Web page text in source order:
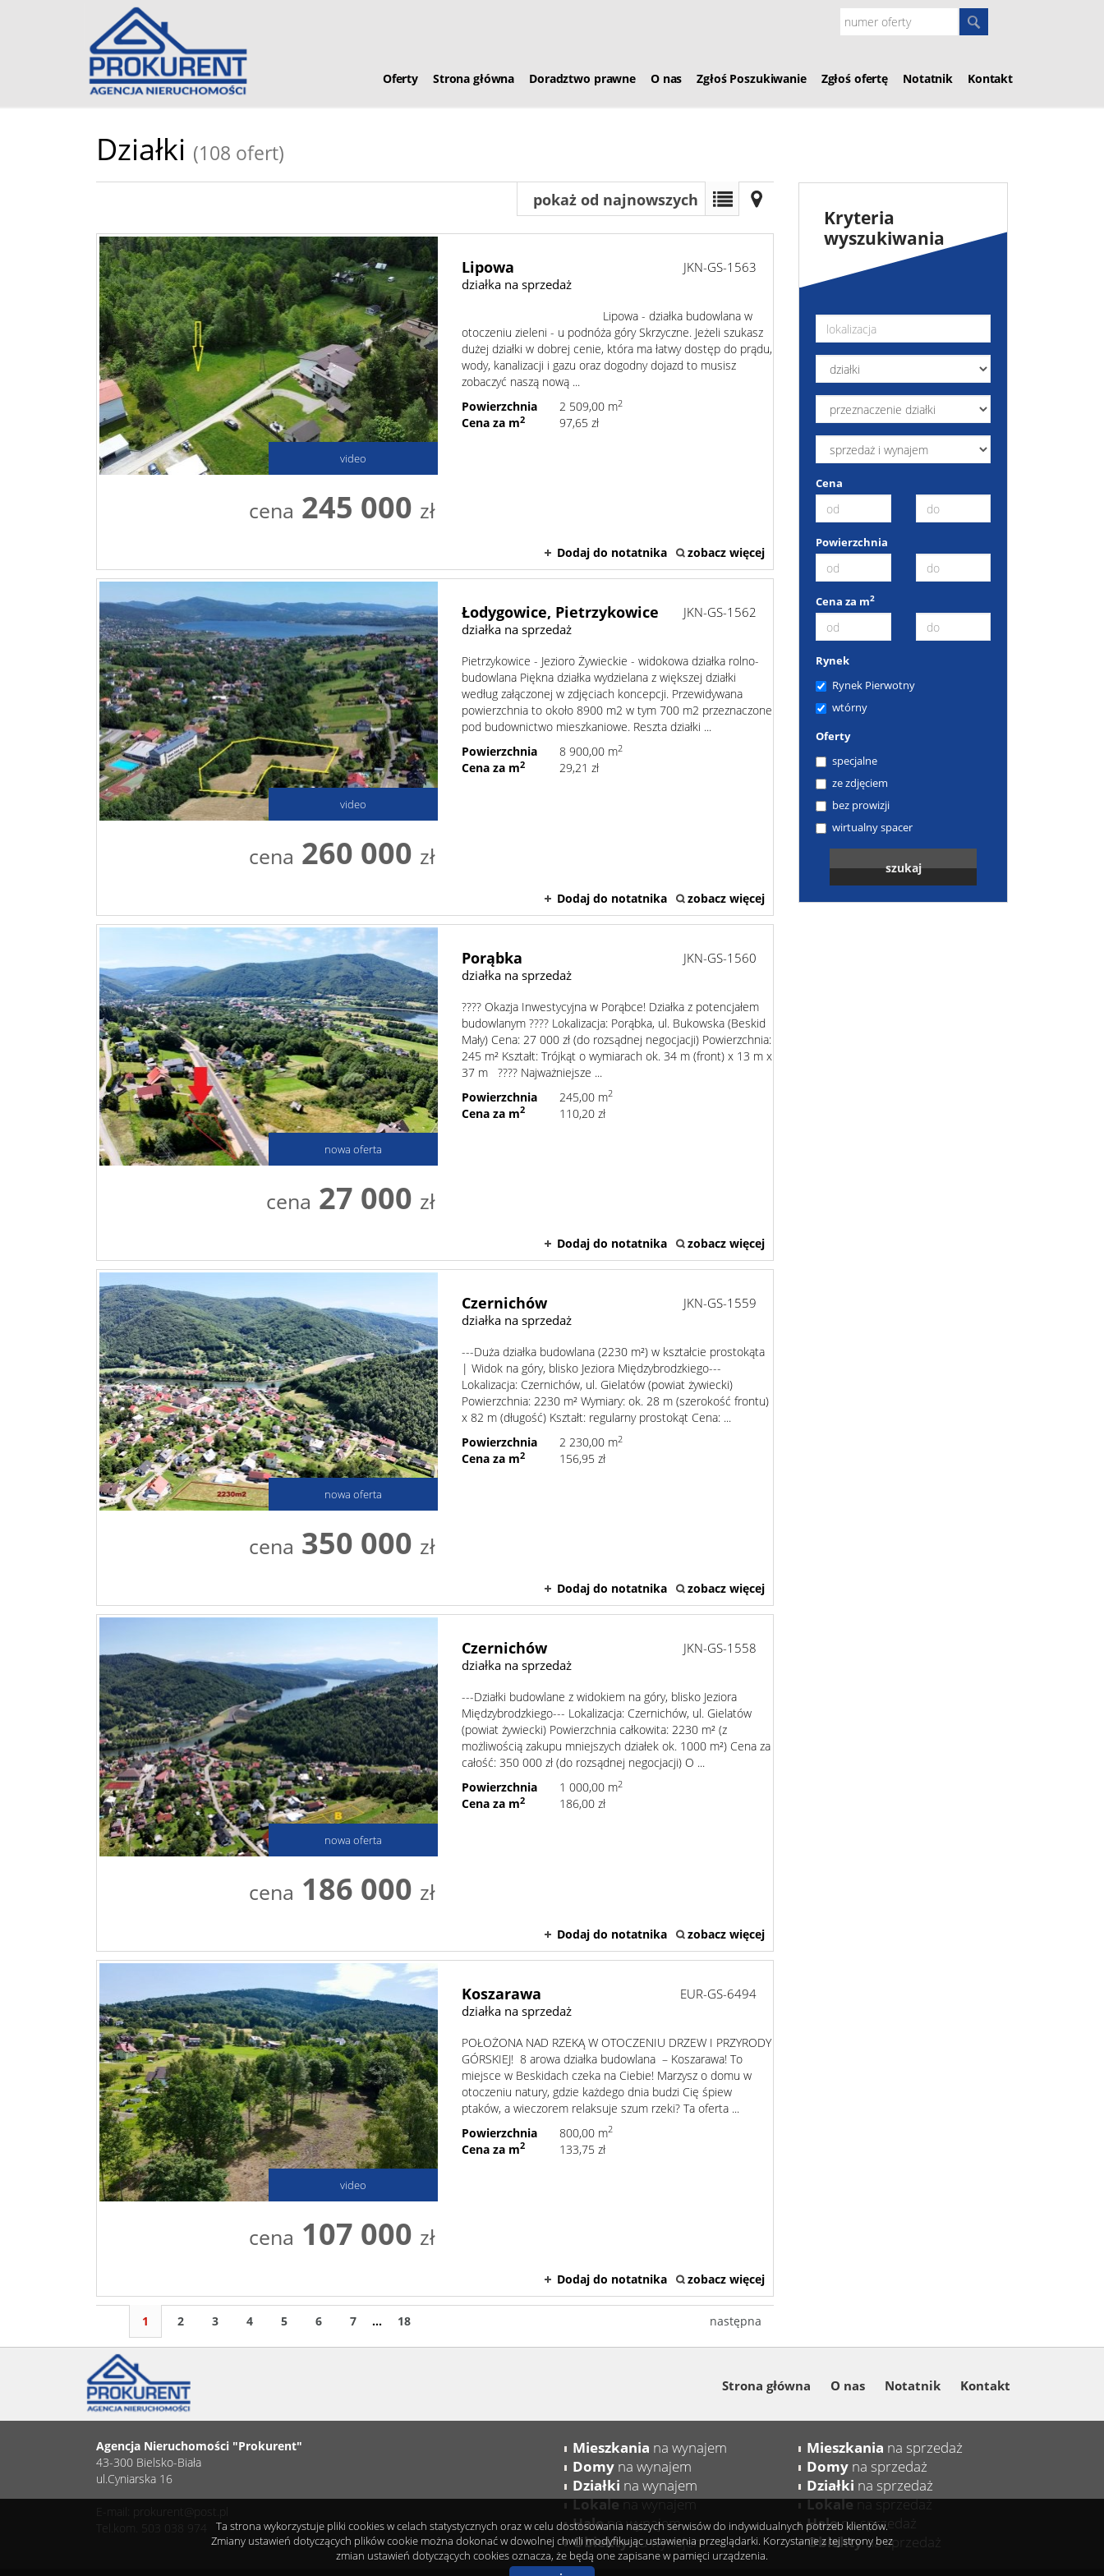
Oferty Strona główna Doradztwo prawne O nas Zgłoś Poszukiwanie Zgłoś ofertę Notatnik Kontakt
Działki (108 ofert)
pokaż od najnowszych
video
Lipowa
działka na sprzedaż
JKN-GS-1563
Lipowa - działka budowlana w
otoczeniu zieleni - u podnóża góry Skrzyczne. Jeżeli szukasz
dużej działki w dobrej cenie, która ma łatwy dostęp do prądu,
wody, kanalizacji i gazu oraz dogodny dojazd to musisz
zobaczyć naszą nową ...
Powierzchnia
2 509,00 m2
Cena za m2 97,65 zł
cena 245 000 zł
Dodaj do notatnika zobacz więcej
video
Łodygowice, Pietrzykowice
działka na sprzedaż
JKN-GS-1562
Pietrzykowice - Jezioro Żywieckie - widokowa działka rolno-
budowlana Piękna działka wydzielana z większej działki
według załączonej w zdjęciach koncepcji. Przewidywana
powierzchnia to około 8900 m2 w tym 700 m2 przeznaczone
pod budownictwo mieszkaniowe. Reszta działki ...
Powierzchnia
8 900,00 m2
Cena za m2 29,21 zł
cena 260 000 zł
Dodaj do notatnika zobacz więcej
nowa oferta
Porąbka
działka na sprzedaż
JKN-GS-1560
????️ Okazja Inwestycyjna w Porąbce! Działka z potencjałem
budowlanym ????️ Lokalizacja: Porąbka, ul. Bukowska (Beskid
Mały) Cena: 27 000 zł (do rozsądnej negocjacji) Powierzchnia:
245 m² Kształt: Trójkąt o wymiarach ok. 34 m (front) x 13 m x
37 m ???? Najważniejsze ...
Powierzchnia
245,00 m2
Cena za m2 110,20 zł
cena 27 000 zł
Dodaj do notatnika zobacz więcej
nowa oferta
Czernichów
działka na sprzedaż
JKN-GS-1559
---Duża działka budowlana (2230 m²) w kształcie prostokąta
| Widok na góry, blisko Jeziora Międzybrodzkiego---
Lokalizacja: Czernichów, ul. Gielatów (powiat żywiecki)
Powierzchnia: 2230 m² Wymiary: ok. 28 m (szerokość frontu)
x 82 m (długość) Kształt: regularny prostokąt Cena: ...
Powierzchnia
2 230,00 m2
Cena za m2 156,95 zł
cena 350 000 zł
Dodaj do notatnika zobacz więcej
nowa oferta
Czernichów
działka na sprzedaż
JKN-GS-1558
---Działki budowlane z widokiem na góry, blisko Jeziora
Międzybrodzkiego--- Lokalizacja: Czernichów, ul. Gielatów
(powiat żywiecki) Powierzchnia całkowita: 2230 m² (z
możliwością zakupu mniejszych działek ok. 1000 m²) Cena za
całość: 350 000 zł (do rozsądnej negocjacji) O ...
Powierzchnia
1 000,00 m2
Cena za m2 186,00 zł
cena 186 000 zł
Dodaj do notatnika zobacz więcej
video
Koszarawa
działka na sprzedaż
EUR-GS-6494
POŁOŻONA NAD RZEKĄ W OTOCZENIU DRZEW I PRZYRODY
GÓRSKIEJ! 8 arowa działka budowlana – Koszarawa! To
miejsce w Beskidach czeka na Ciebie! Marzysz o domu w
otoczeniu natury, gdzie każdego dnia budzi Cię śpiew
ptaków, a wieczorem relaksuje szum rzeki? Ta oferta ...
Powierzchnia
800,00 m2
Cena za m2 133,75 zł
cena 107 000 zł
Dodaj do notatnika zobacz więcej
1 2 3 4 5 6 7 ... 18 następna
Kryteria
wyszukiwania
Cena
Powierzchnia
Cena za m2
Rynek
Rynek Pierwotny
wtórny
Oferty
specjalne
ze zdjęciem
bez prowizji
wirtualny spacer
Strona główna O nas Notatnik Kontakt
Agencja Nieruchomości "Prokurent"
43-300 Bielsko-Biała
ul.Cyniarska 16
E-mail: prokurent@post.pl
Tel.kom. 503 038 974
Mieszkania na wynajem
Domy na wynajem
Działki na wynajem
Lokalena wynajem
Halena wynajem
Obiektyna wynajem
Mieszkania na sprzedaż
Domy na sprzedaż
Działki na sprzedaż
Lokalena sprzedaż
Halena sprzedaż
Obiektyna sprzedaż
Ta strona wykorzystuje pliki cookies w celach statystycznych oraz w celu dostosowania naszych serwisów do indywidualnych potrzeb klientów.
Zmiany ustawień dotyczących plików cookie można dokonać w dowolnej chwili modyfikując ustawienia przeglądarki. Korzystanie z tej strony bez
zmian ustawień dotyczących cookies oznacza, że będą one zapisane w pamięci urządzenia.